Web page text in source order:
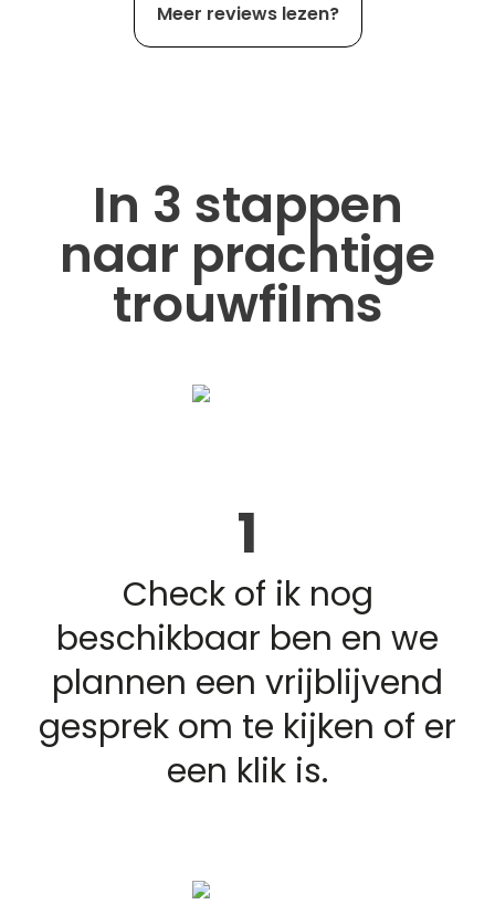
Meer reviews lezen?
In 3 stappen
naar prachtige
trouwfilms
1
Check of ik nog
beschikbaar ben en we
plannen een vrijblijvend
gesprek om te kijken of er
een klik is.